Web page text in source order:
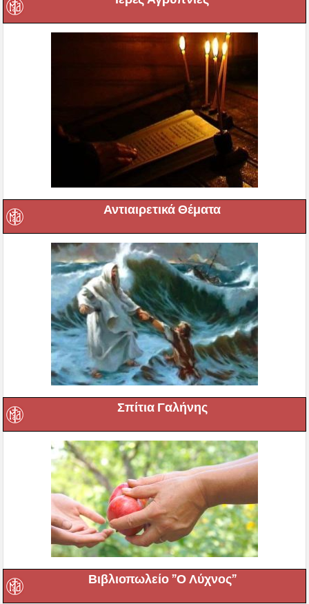
Αντιαιρετικά Θέματα
Σπίτια Γαλήνης
Βιβλιοπωλείο ”Ο Λύχνος”